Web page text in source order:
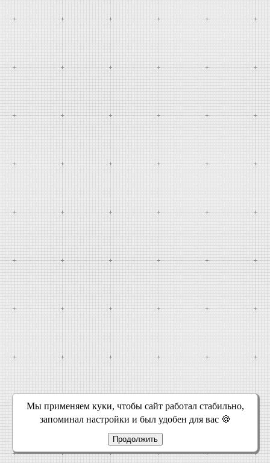
Мы применяем куки, чтобы сайт работал стабильно,
запоминал настройки и был удобен для вас 🍪
Продолжить